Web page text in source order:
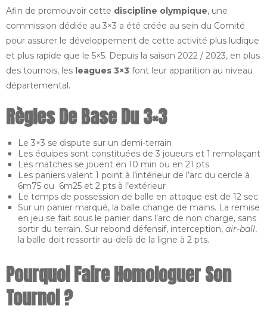
Afin de promouvoir cette discipline olympique, une
commission dédiée au 3×3 a été créée au sein du Comité
pour assurer le développement de cette activité plus ludique
et plus rapide que le 5×5. Depuis la saison 2022 / 2023, en plus
des tournois, les leagues 3×3 font leur apparition au niveau
départemental.
Règles De Base Du 3×3
Le 3×3 se dispute sur un demi-terrain
Les équipes sont constituées de 3 joueurs et 1 remplaçant
Les matches se jouent en 10 min ou en 21 pts
Les paniers valent 1 point à l’intérieur de l’arc du cercle à
6m75 ou 6m25 et 2 pts à l’extérieur
Le temps de possession de balle en attaque est de 12 sec
Sur un panier marqué, la balle change de mains. La remise
en jeu se fait sous le panier dans l’arc de non charge, sans
sortir du terrain. Sur rebond défensif, interception, air-ball,
la balle doit ressortir au-delà de la ligne à 2 pts.
Pourquoi Faire Homologuer Son
Tournoi ?